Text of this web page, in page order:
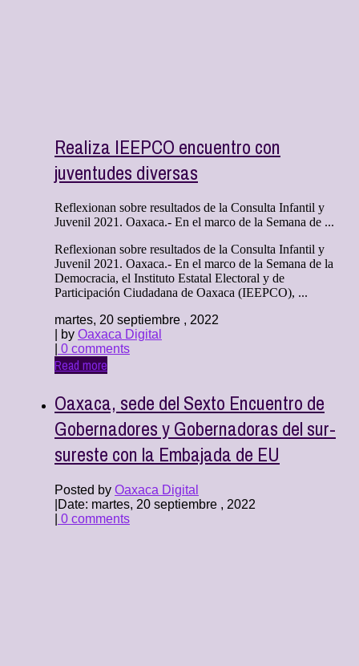
Realiza IEEPCO encuentro con
juventudes diversas
Reflexionan sobre resultados de la Consulta Infantil y
Juvenil 2021. Oaxaca.- En el marco de la Semana de ...
Reflexionan sobre resultados de la Consulta Infantil y
Juvenil 2021. Oaxaca.- En el marco de la Semana de la
Democracia, el Instituto Estatal Electoral y de
Participación Ciudadana de Oaxaca (IEEPCO), ...
martes, 20 septiembre , 2022
| by Oaxaca Digital
0 comments
Read more
Oaxaca, sede del Sexto Encuentro de
Gobernadores y Gobernadoras del sur-
sureste con la Embajada de EU
Posted by Oaxaca Digital
Date: martes, 20 septiembre , 2022
0 comments